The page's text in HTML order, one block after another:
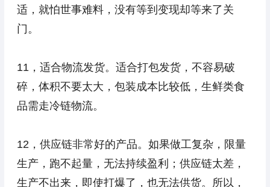
适，就怕世事难料，没有等到变现却等来了关
门。
11，适合物流发货。适合打包发货，不容易破
碎，体积不要太大，包装成本比较低，生鲜类食
品需走冷链物流。
12，供应链非常好的产品。如果做工复杂，限量
生产，跑不起量，无法持续盈利；供应链太差，
生产不出来，即使打爆了，也无法供货。所以，